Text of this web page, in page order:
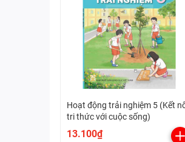
Hoạt động trải nghiệm 5 (Kết
tri thức với cuộc sống)
13.100₫